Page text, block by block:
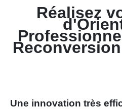
Réalisez
Une innovation très